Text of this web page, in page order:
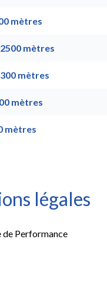
mètres
2500 mètres
300 mètres
mètres
mètres
légales
de Performance